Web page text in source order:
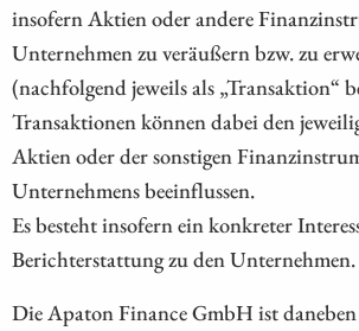
insofern Aktien oder andere
Unternehmen zu veräußern bzw. zu
(nachfolgend jeweils als „Transaktion“
Transaktionen können dabei den
Aktien oder der sonstigen
Unternehmens beeinflussen.
Es besteht insofern ein konkreter
Berichterstattung zu den Unternehmen.
Die Apaton Finance GmbH ist